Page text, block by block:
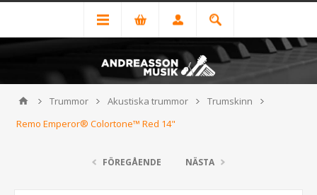
Trummor Akustiska trummor
Trumskinn
Remo Emperor® Colortone™ Red 14"
FÖREGÅENDE NÄSTA